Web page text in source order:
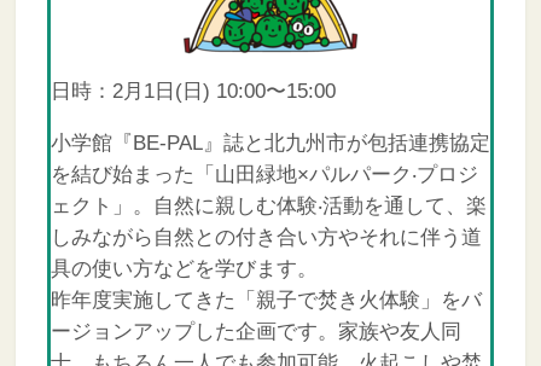
日時：2月1日(日) 10:00〜15:00
小学館『BE-PAL』誌と北九州市が包括連携協定
を結び始まった「山田緑地×パルパーク‧プロジ
ェクト」。自然に親しむ体験‧活動を通して、楽
しみながら自然との付き合い方やそれに伴う道
具の使い方などを学びます。
昨年度実施してきた「親子で焚き火体験」をバ
ージョンアップした企画です。家族や友人同